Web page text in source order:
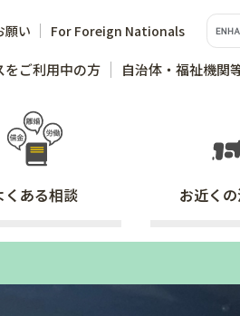
願い For Foreign Nationals
をご利用中の方 自治体・福祉機関
くある相談 お近くの